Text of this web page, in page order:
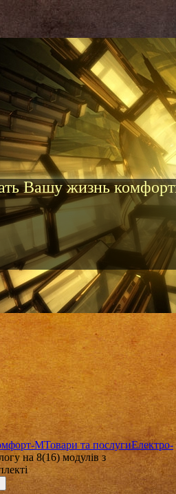
Вашу жизнь
МТовари та послугиЕлектро-
на 8(16) модулів з